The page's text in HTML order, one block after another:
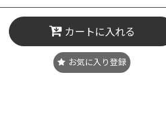
カートに入れる
お気に入り登録